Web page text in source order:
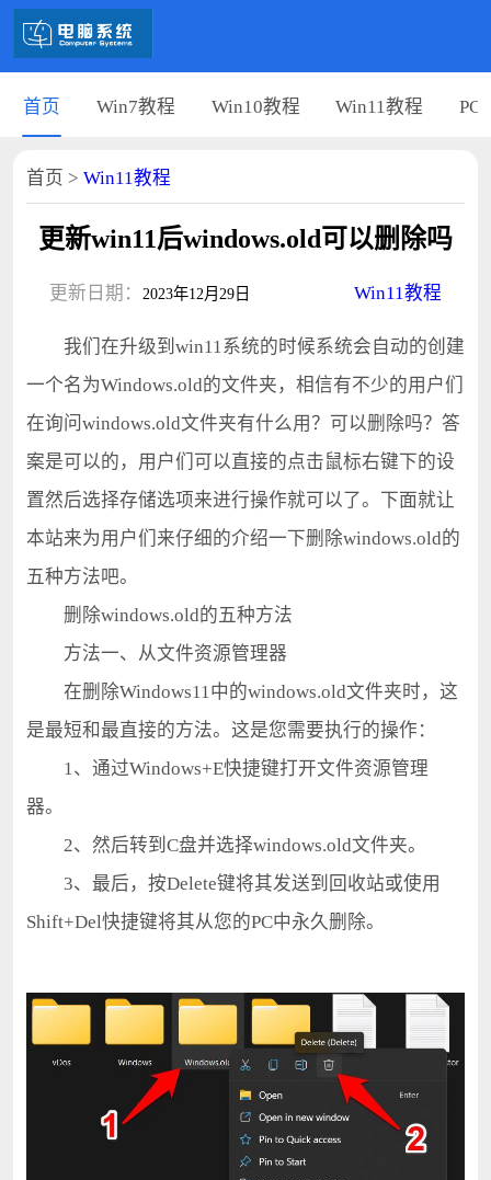
首页 Win7教程 Win10教程 Win11教程 PC
首页 > Win11教程
更新win11后windows.old可以删除吗
更新日期： 2023年12月29日 Win11教程
我们在升级到win11系统的时候系统会自动的创建
一个名为Windows.old的文件夹，相信有不少的用户们
在询问windows.old文件夹有什么用？可以删除吗？答
案是可以的，用户们可以直接的点击鼠标右键下的设
置然后选择存储选项来进行操作就可以了。下面就让
本站来为用户们来仔细的介绍一下删除windows.old的
五种方法吧。
删除windows.old的五种方法
方法一、从文件资源管理器
在删除Windows11中的windows.old文件夹时，这
是最短和最直接的方法。这是您需要执行的操作：
1、通过Windows+E快捷键打开文件资源管理
器。
2、然后转到C盘并选择windows.old文件夹。
3、最后，按Delete键将其发送到回收站或使用
Shift+Del快捷键将其从您的PC中永久删除。